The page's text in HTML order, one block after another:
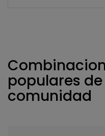
populares
comunidad